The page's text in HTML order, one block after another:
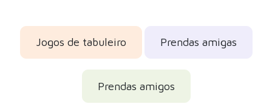
Jogos de tabuleiro Prendas amigas
Prendas amigos